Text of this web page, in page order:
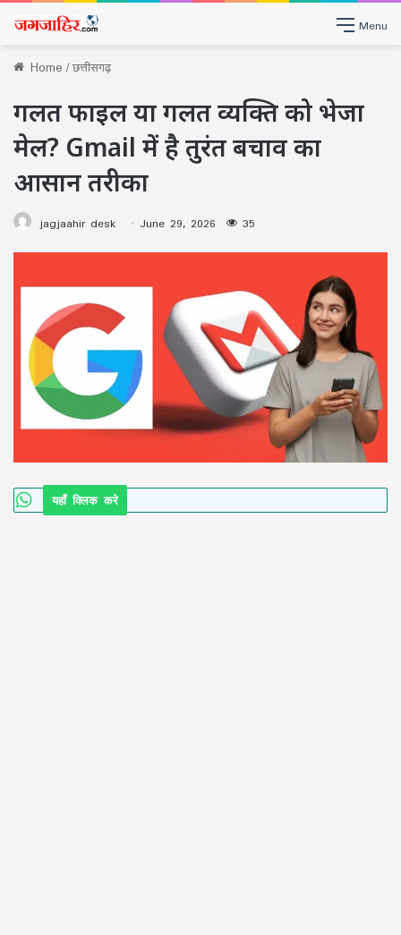
Menu
Home/छत्तीसगढ़
गलत फाइल या गलत व्यक्ति को भेजा
मेल? Gmail में है तुरंत बचाव का
आसान तरीका
jagjaahir desk June 29, 2026 35
यहाँ क्लिक करे